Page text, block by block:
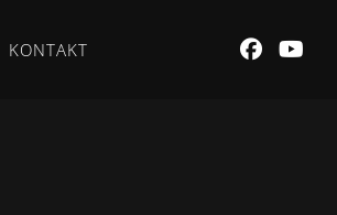
KONTAKT